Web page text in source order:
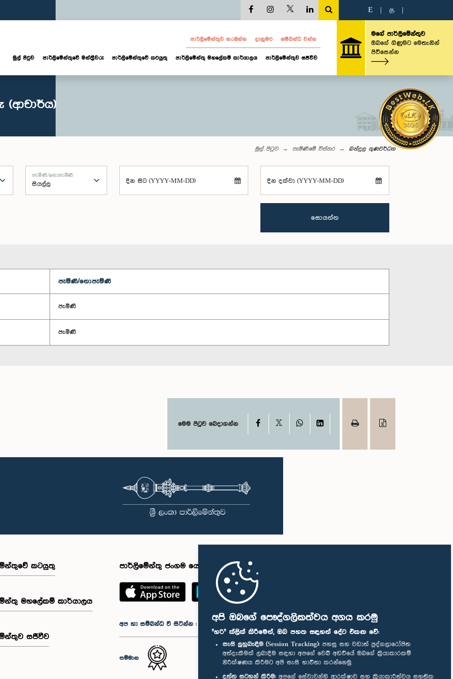
අපි ඔබගේ පෞද්ගලිකත්වය අගය කරමු
"හරි" ක්ලික් කිරීමෙන්, ඔබ පහත සඳහන් දේට එකඟ වේ:
සැසි ලුහුබැඳීම (Session Tracking): පහසු සහ වඩාත් පුද්ගලාරෝපිත
අත්දැකීමක් ලබාදීම සඳහා අපගේ වෙබ් අඩවියේ ඔබගේ ක්‍රියාකාරකම්
නිරීක්ෂණය කිරීමට අපි සැසි භාවිතා කරන්නෙමු.
දත්ත සටහන් කිරීම: අපගේ සේවාවන්හි ආරක්ෂාව සහ ක්‍රියාකාරීත්වය සහතික
E த
පාර්ලි‌මේන්තුව නරඹන්න දැනුමට සම්බන්ධ වන්න
මුල් පිටුව පාර්ලි‌මේන්තුවේ මන්ත්‍රීවරු පාර්ලිමේන්තුවේ කටයුතු පාර්ලිමේන්තු මහලේකම් කාර්යාලය පාර්ලිමේන්තුව සජීවීව
මගේ පාර්ලිමේන්තුව
ඔබගේ ගිණුමට මෙතැනින්
පිවිසෙන්න
(ආචාර්ය)
මුල් පිටුව පැමිණීමේ විස්තර බන්දුල ගුණවර්ධන
පැමිණි/නොපැමිණි
දින සිට (YYYY-MM-DD) දින දක්වා (YYYY-MM-DD)
සොයන්න
පැමිණි/නොපැමිණි
පැමිණි
පැමිණි
මෙම පිටුව බෙදාගන්න Facebook WhatsAppLinkedIn
කටයුතු
මහලේකම් කාර්යාලය
සජීවීව
පාර්ලිමේන්තු ජංගම යෙදුම
අප හා සම්බන්ධ වී සිටින්න :
සම්මාන